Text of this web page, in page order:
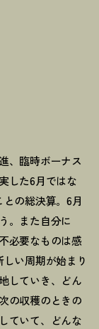
、臨時ボーナス
した6月ではな
の総決算。 6月
。また自分に
必要なものは感
しい周期が始まり
していき、どん
の収穫のときの
ていて、どんな